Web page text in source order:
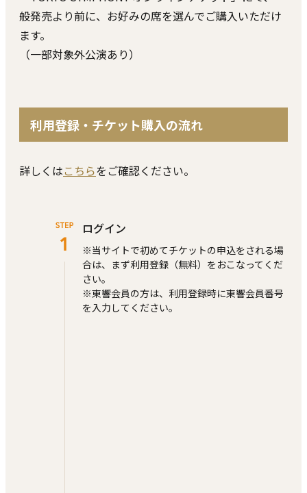
般発売より前に、お好みの席を選んでご購⼊いただけ
ます。
（⼀部対象外公演あり）
利⽤登録・チケット購⼊の流れ
詳しくはこちらをご確認ください。
ログイン
※当サイトで初めてチケットの申込をされる場
合は、まず利⽤登録（無料）をおこなってくだ
さい。
※東響会員の方は、利用登録時に東響会員番号
を入力してください。